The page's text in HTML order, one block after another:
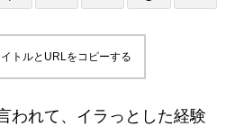
トルとURLをコピーする
われて、イラっとした経験